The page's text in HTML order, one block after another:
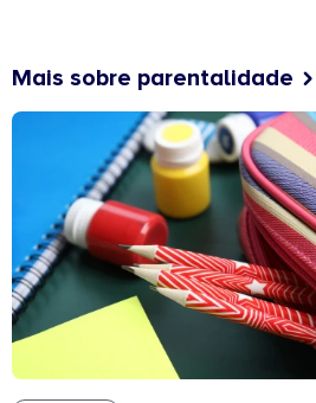
Mais sobre parentalidade